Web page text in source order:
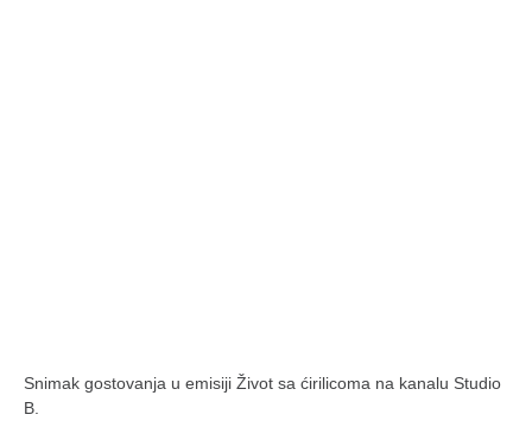
istorija karatea
Snimak gostovanja u emisiji Život sa ćirilicoma na kanalu Studio
B.